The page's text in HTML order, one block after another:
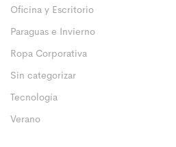
Oficina y Escritorio
Paraguas e Invierno
Ropa Corporativa
Sin categorizar
Tecnología
Verano